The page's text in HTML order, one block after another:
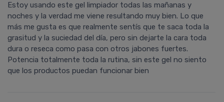
Estoy usando este gel limpiador todas las mañanas y
noches y la verdad me viene resultando muy bien. Lo que
más me gusta es que realmente sentís que te saca toda la
grasitud y la suciedad del día, pero sin dejarte la cara toda
dura o reseca como pasa con otros jabones fuertes.
Potencia totalmente toda la rutina, sin este gel no siento
que los productos puedan funcionar bien